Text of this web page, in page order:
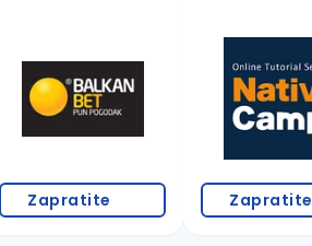
Zapratite Zapratite